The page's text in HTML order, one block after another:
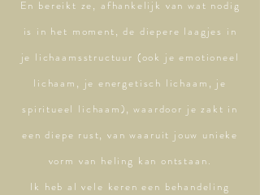
En bereikt ze, afhankelijk van wat nodig
is in het moment, de diepere laagjes in
je lichaamsstructuur (ook je emotioneel
lichaam, je energetisch lichaam, je
spiritueel lichaam), waardoor je zakt in
een diepe rust, van waaruit jouw unieke
vorm van heling kan ontstaan.
Ik heb al vele keren een behandeling